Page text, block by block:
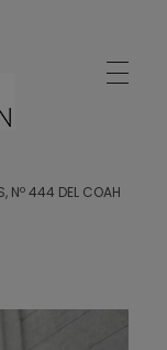
Nº 444 DEL COAH